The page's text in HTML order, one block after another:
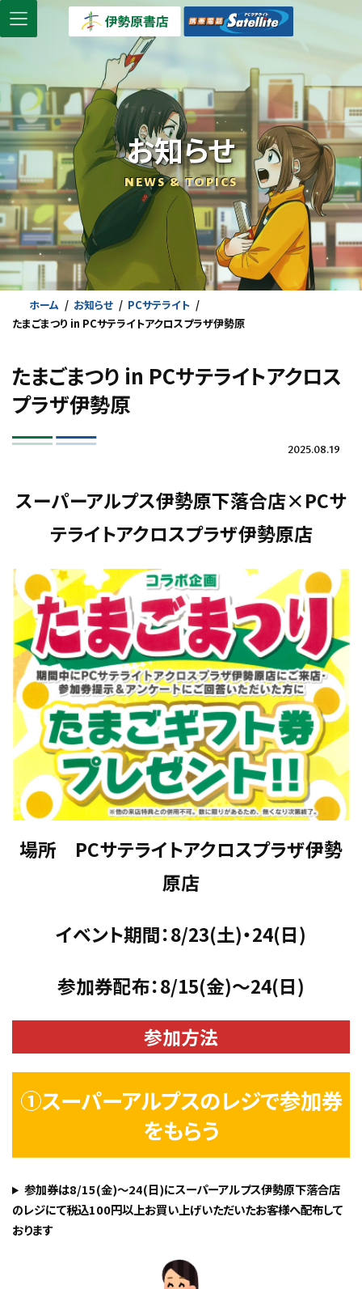
コ
へ
ス
キ
ッ
プ
ョ
ン
に
移
動
お知らせ
NEWS & TOPICS
ホーム お知らせ
PCサテライト
たまごまつり in PCサテライトアクロスプラザ伊勢原
たまごまつり in PCサテライトアクロス
プラザ伊勢原
2025.08.19
スーパーアルプス伊勢原下落合店×PCサ
テライトアクロスプラザ伊勢原店
場所 PCサテライトアクロスプラザ伊勢
原店
イベント期間：8/23(土)・24(日)
参加券配布：8/15(金)～24(日)
参加方法
①スーパーアルプスのレジで参加券
をもらう
参加券は8/15(金)～24(日)にスーパーアルプス伊勢原下落合店
のレジにて税込100円以上お買い上げいただいたお客様へ配布して
おります